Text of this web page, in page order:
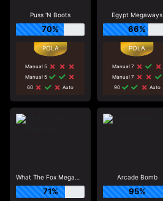
Puss 'N Boots
70%
Manual 5
Manual 5
60
Auto
Egypt Megaways
66%
Manual 7
Manual 7
90
Auto
What The Fox Megaways
71%
Arcade Bomb
95%